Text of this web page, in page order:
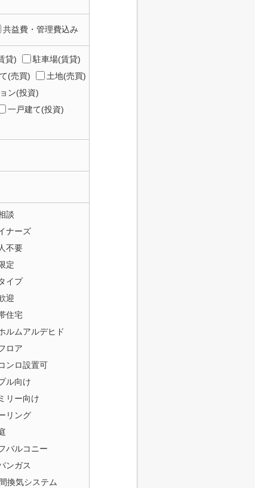
共益費・管理費込み
貸)
駐車場(賃貸)
(売買)
土地(売買)
ン(投資)
一戸建て(投資)
談
ナーズ
不要
定
イプ
迎
住宅
ルムアルデヒド
ロア
ンロ設置可
ル向け
リー向け
リング
バルコニー
ンガス
換気システム